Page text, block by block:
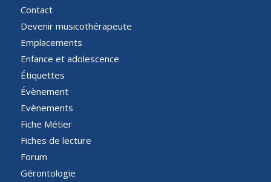
Contact
Devenir musicothérapeute
Emplacements
Enfance et adolescence
Étiquettes
Évènement
Evènements
Fiche Métier
Fiches de lecture
Forum
Gérontologie